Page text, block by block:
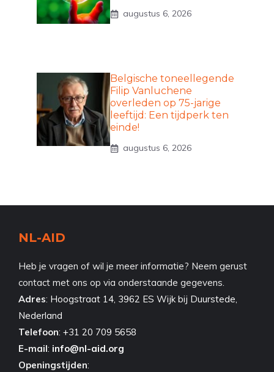
augustus 6, 2026
Belgische toneellegende
Filip Vanluchene
overleden op 75-jarige
leeftijd: Een tijdperk ten
einde!
augustus 6, 2026
NL-AID
Heb je vragen of wil je meer informatie? Neem gerust
contact met ons op via onderstaande gegevens.
Adres: Hoogstraat 14, 3962 ES Wijk bij Duurstede,
Nederland
Telefoon: +31 20 709 5658
E-mail: info@nl-aid.org
Openingstijden: